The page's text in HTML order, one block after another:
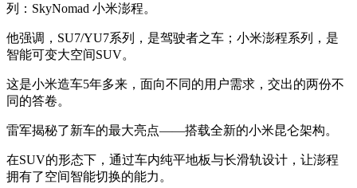
列：SkyNomad 小米澎程。
他强调，SU7/YU7系列，是驾驶者之车；小米澎程系列，是
智能可变大空间SUV。
这是小米造车5年多来，面向不同的用户需求，交出的两份不
同的答卷。
雷军揭秘了新车的最大亮点——搭载全新的小米昆仑架构。
在SUV的形态下，通过车内纯平地板与长滑轨设计，让澎程
拥有了空间智能切换的能力。